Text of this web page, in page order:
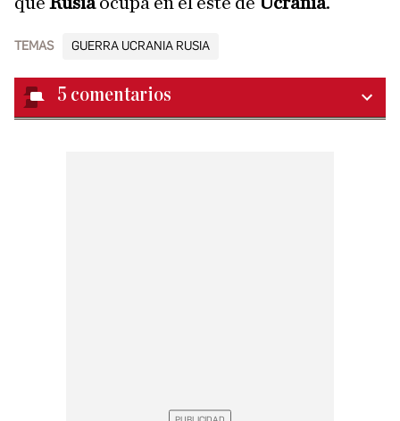
TEMAS GUERRA UCRANIA RUSIA
5 comentarios